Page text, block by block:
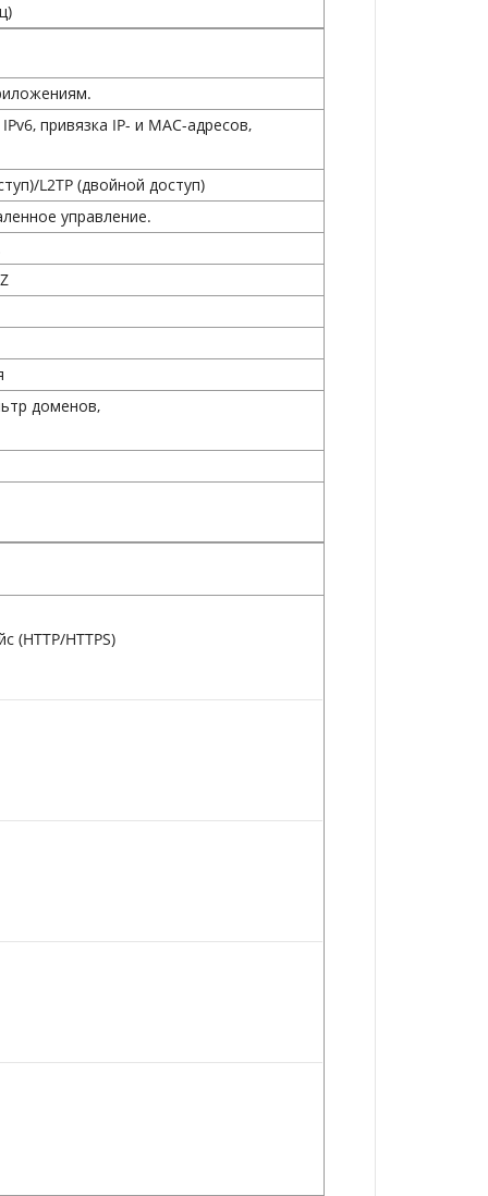
привязка IP- и MAC-адресов,
L2TP (двойной доступ)
управление.
доменов,
(HTTP/HTTPS)